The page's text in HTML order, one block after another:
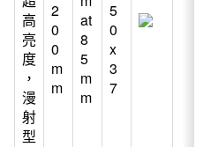
高
亮
度
，
漫
射
型
2
0
0
m
m
at
8
5
m
m
5
0
x
3
7